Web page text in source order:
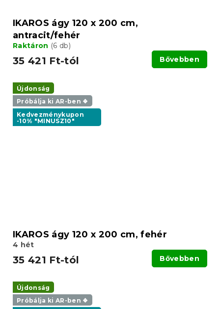
IKAROS ágy 120 x 200 cm,
antracit/fehér
Raktáron (6 db)
35 421 Ft-tól Bővebben
Újdonság
Próbálja ki AR-ben ❖
Kedvezménykupon
-10% "MINUSZ10"
IKAROS ágy 120 x 200 cm, fehér
4 hét
35 421 Ft-tól Bővebben
Újdonság
Próbálja ki AR-ben ❖